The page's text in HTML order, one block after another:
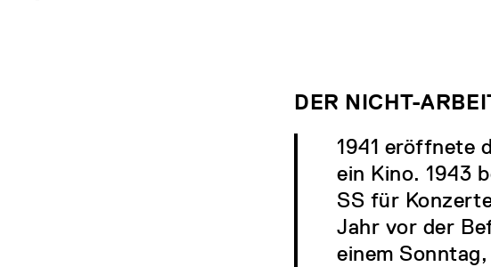
DER NICHT-
1941 eröffnete
ein Kino. 1943
SS für
Jahr vor der
einem